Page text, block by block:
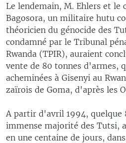
Le lendemain, M. Ehlers et le
Bagosora, un militaire hutu
théoricien du génocide des
condamné par le Tribunal
Rwanda (TPIR), auraient
vente de 80 tonnes d'armes,
acheminées à Gisenyi au
zaïrois de Goma, d'après les
A partir d'avril 1994, quelque
immense majorité des Tutsi,
en une centaine de jours,